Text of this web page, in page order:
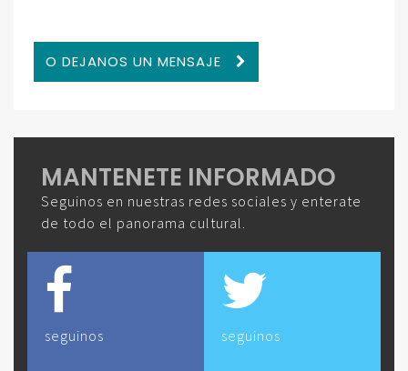
O DEJANOS UN MENSAJE
MANTENETE INFORMADO
Seguinos en nuestras redes sociales y enterate
de todo el panorama cultural.
seguinos seguinos